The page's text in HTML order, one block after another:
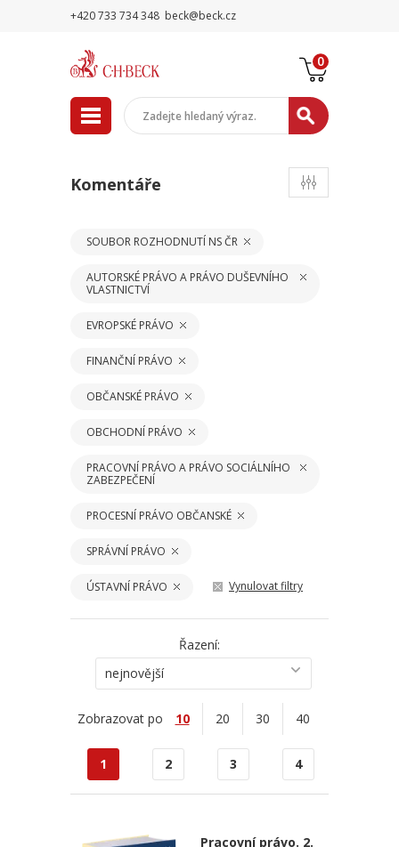
+420 733 734 348 beck@beck.cz
0
Komentáře
SOUBOR ROZHODNUTÍ NS ČR
AUTORSKÉ PRÁVO A PRÁVO DUŠEVNÍHO
VLASTNICTVÍ
EVROPSKÉ PRÁVO
FINANČNÍ PRÁVO
OBČANSKÉ PRÁVO
OBCHODNÍ PRÁVO
PRACOVNÍ PRÁVO A PRÁVO SOCIÁLNÍHO
ZABEZPEČENÍ
PROCESNÍ PRÁVO OBČANSKÉ
SPRÁVNÍ PRÁVO
ÚSTAVNÍ PRÁVO Vynulovat filtry
Řazení:
nejnovější
Zobrazovat po 10 20 30 40
1 2 3 4
Pracovní právo. 2.